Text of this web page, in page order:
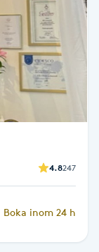
4.8247
Boka inom 24 h